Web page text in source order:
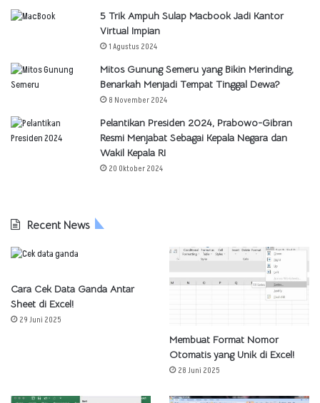
5 Trik Ampuh Sulap Macbook Jadi Kantor
Virtual Impian
1 Agustus 2024
Mitos Gunung Semeru yang Bikin Merinding,
Benarkah Menjadi Tempat Tinggal Dewa?
8 November 2024
Pelantikan Presiden 2024, Prabowo-Gibran
Resmi Menjabat Sebagai Kepala Negara dan
Wakil Kepala RI
20 Oktober 2024
Recent News
Cara Cek Data Ganda Antar
Sheet di Excel!
29 Juni 2025
Membuat Format Nomor
Otomatis yang Unik di Excel!
28 Juni 2025